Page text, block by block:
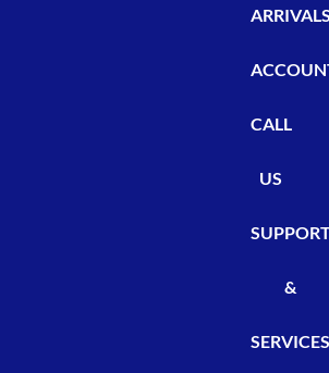
ARRIVALS
CALL
US
&
SERVICES